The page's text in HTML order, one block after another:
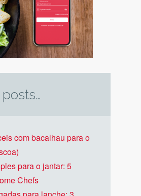
com bacalhau para o
para o jantar: 5
Chefs